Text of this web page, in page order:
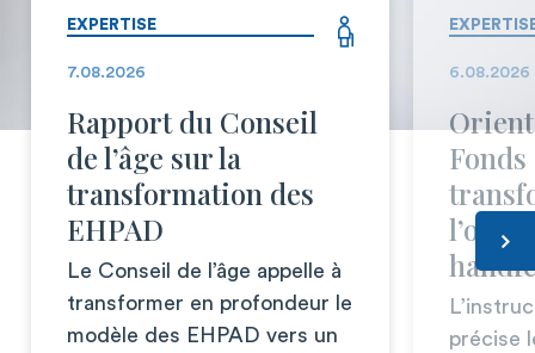
EXPERTISE
7.08.2026
Rapport du Conseil
de l’âge sur la
transformation des
EHPAD
Le Conseil de l’âge appelle à
transformer en profondeur le
modèle des EHPAD vers un
6.08.2026
Fonds
l’offre
précise